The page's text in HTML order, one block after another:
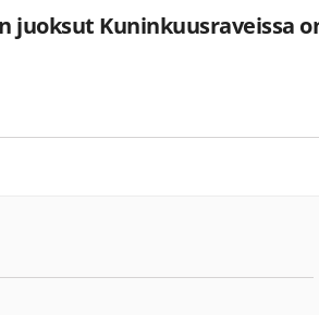
juoksut Kuninkuusraveissa